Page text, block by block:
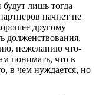
лишь тогда
начнет не
другому
долженствования,
нежеланию что-
понимать, что в
в чем нуждается, но